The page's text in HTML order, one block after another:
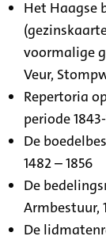
Het Haagse
voormalige
Veur,
Repertoria
periode
De
1482 – 1856
De
Armbestuur,
De